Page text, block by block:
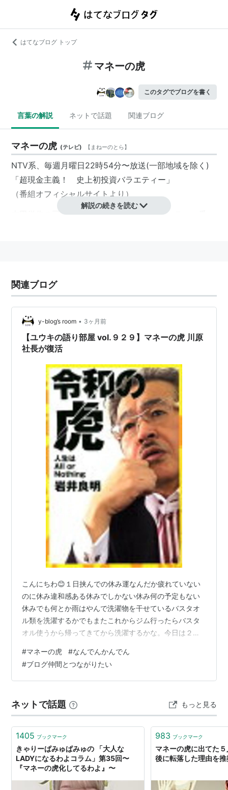
はてなブログ トップ
マネーの虎
このタグでブログを書く
言葉の解説 ネットで話題 関連ブログ
マネーの虎 (テレビ) 【 まねーのとら】
NTV系、毎週月曜日22時54分〜放送(一部地域を除く)
「超現金主義！ 史上初投資バラエティー」
（番組オフィシャルサイトより）
吉田栄作の司会で繰り広げられる投資バラエティー番
毎週、夢を実現させようと様々な挑戦者が虎たちに出資
をお願いしにやってくるが、虎たちの心を動かすのは容
易ではない。
虎たちは、一経営者として会社を切り盛りする人間であ
り、生半可な覚悟とビジョンを持っているような人間を
相手にはしない。
よく出演した虎は、生活創庫の堀之内九一郎社長、なん
でんかんでんの川原ひろし社長、ソフトオンデマンドの
高橋がなり社長、ひばりプロダクション加藤社長であ
る。交代でモノリスの岩井社長らが出演した。
土田世紀作画によるマネーの虎本が出版された。
バラエティ番組
解説の続きを読む
関連ブログ
y-blog’s room • 3ヶ月前
【ユウキの語り部屋 vol.９２９】マネーの虎 川原
社長が復活
こんにちわ😊１日挟んでの休み運なんだか疲れていない
のに休み違和感ある休みでしかない休み何の予定もない
休みでも何とか雨はやんで洗濯物を干せているバスタオ
ル類を洗濯するかでもまたこれからジム行ったらバスタ
オル使うから帰ってきてから洗濯するかな。今日は２０
もできれば外に干せている時間を欲しいからいまは家で
できることを探しているそして今日は宅建の添付課題を
郵送するか はい今回の記事一昨年 ９月にマネーの虎で大
井社長亡くなってしまって新体制になったのですが 令和
の虎でレジェンド回があってその時に出演…
#マネーの虎 #なんでんかんでん
#ブログ仲間とつながりたい
ネットで話題 もっと見る
1405 ブックマーク
きゃりーぱみゅぱみゅの 「大人な
LADYになるわよコラム」第35回〜
『マネーの虎化してるわよ』〜
983 ブックマーク
マネーの虎に出てた
後に転落した理由を